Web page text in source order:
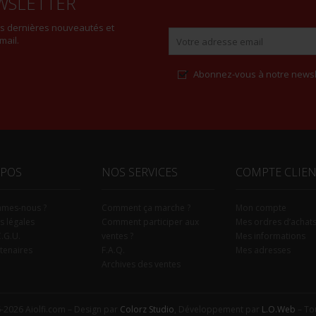
dernières nouveautés et
Abonnez-vous à notre
NOS SERVICES COMPTE
Colorz Studio L.O.Web